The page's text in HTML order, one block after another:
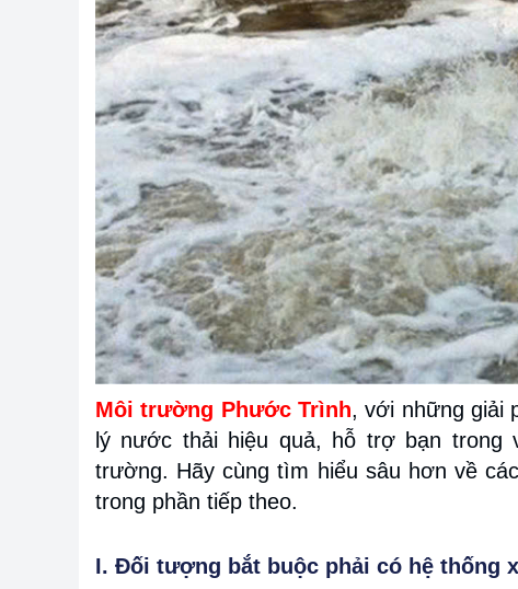
Môi trường Phước Trình, với những giải
lý nước thải hiệu quả, hỗ trợ bạn trong
trường. Hãy cùng tìm hiểu sâu hơn về
trong phần tiếp theo.
I. Đối tượng bắt buộc phải có hệ thống